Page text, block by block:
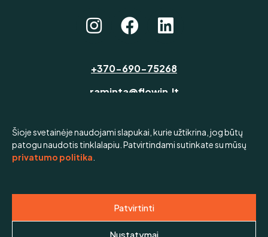
Šioje svetainėje naudojami slapukai, kurie užtikrina, jog būtų
patogu naudotis tinklalapiu. Patvirtindami sutinkate su mūsų
privatumo politika
Patvirtinti
Nustatymai
+370-690-75268
raminta@flowin.lt
Copyright © 2026 FLOWIN